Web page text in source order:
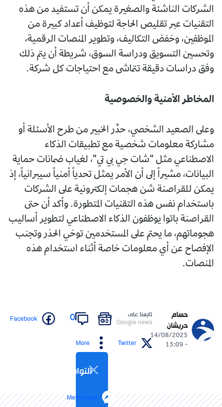
الشركات الناشئة والصغيرة يمكن أن تستفيد من هذه
التقنيات عبر تقليص الحاجة لتوظيف أعداد كبيرة من
الموظفين، وخفض التكاليف، وتطوير المنصات الرقمية،
وتحسين التسويق ودراسة السوق، شريطة أن يتم ذلك
وفق دراسات دقيقة تتماشى مع احتياجات كل شركة.
المخاطر الأمنية والخصوصية
وعلى الصعيد الشخصي، حذّر الخبير من طرح الأسئلة أو
مشاركة معلومات شخصية مع تطبيقات الذكاء
الاصطناعي مثل "شات جي بي تي"، لغياب ضمانات حماية
البيانات، مشيراً إلى أن الأمر يمثل تحدياً أمنياً سيبرانياً، إذ
يمكن للقراصنة شن هجمات إلكترونية على الشركات
باستخدام نفس هذه التقنيات المتطورة. وأكد أن حتى
القراصنة باتوا يوظفون الذكاء الاصطناعي لتطوير أساليب
هجوماتهم، ما يحتم على المستخدمين توخي الحذر وتجنب
الإفصاح عن أي معلومات خاصة أثناء استخدام هذه
المنصات.
حسام
حريشان
14/08/2025
- 13:09
تابعنا على
Google news
0
Facebook
Twitter
More
التواصل الاجتماعي
Messenger